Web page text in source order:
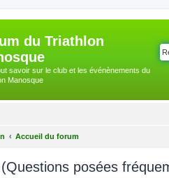
du Triathlon
savoir sur le club et les événènements du
Manosque
Accueil du forum
posées